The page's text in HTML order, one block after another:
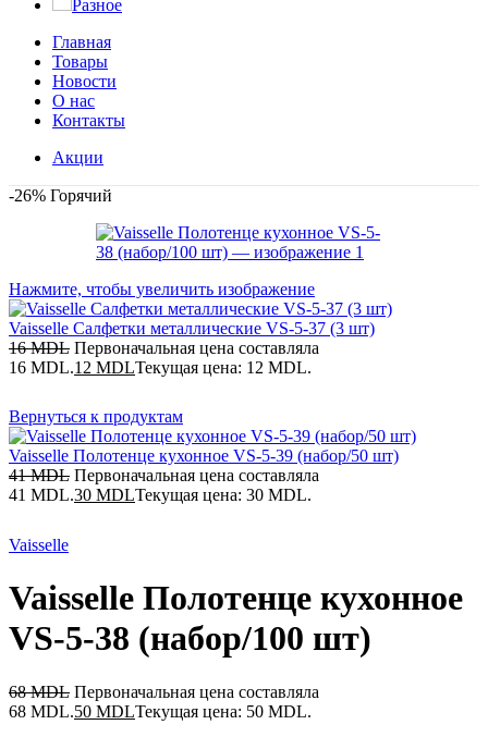
Разное
Главная
Товары
Новости
О нас
Контакты
Акции
-26% Горячий
Нажмите, чтобы увеличить изображение
Vaisselle Салфетки металлические VS-5-37 (3 шт)
16MDL Первоначальная цена составляла
16 MDL.12 MDLТекущая цена: 12 MDL.
Вернуться к продуктам
Vaisselle Полотенце кухонное VS-5-39 (набор/50 шт)
41MDL Первоначальная цена составляла
41 MDL.30 MDLТекущая цена: 30 MDL.
Vaisselle
Vaisselle Полотенце кухонное
VS-5-38 (набор/100 шт)
68MDL Первоначальная цена составляла
68 MDL.50 MDLТекущая цена: 50 MDL.